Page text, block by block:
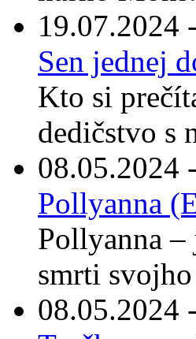
19.07.2024
Sen jednej
Kto si
dedičstvo s
08.05.2024
Pollyanna
Pollyanna –
smrti
08.05.2024